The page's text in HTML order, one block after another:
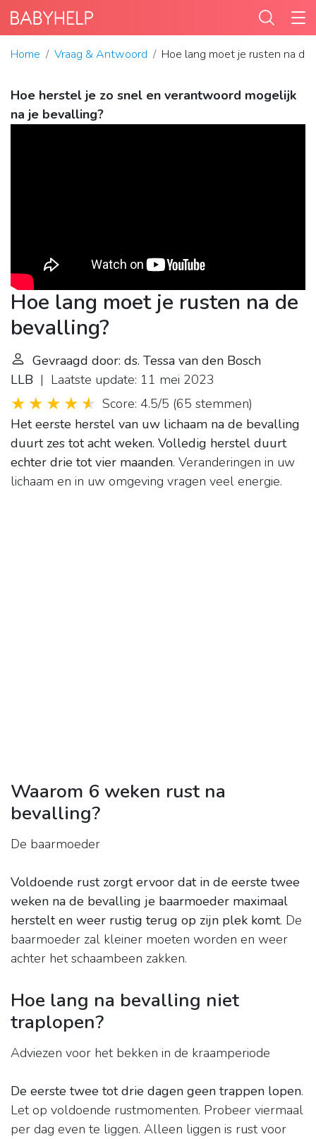
Home Vraag & Antwoord Hoe lang moet je rusten na de
Hoe herstel je zo snel en verantwoord mogelijk
na je bevalling?
Hoe lang moet je rusten na de
bevalling?
Gevraagd door: ds. Tessa van den Bosch
LLB | Laatste update: 11 mei 2023
Score: 4.5/5 (65 stemmen)
Het eerste herstel van uw lichaam na de bevalling
duurt zes tot acht weken. Volledig herstel duurt
echter drie tot vier maanden. Veranderingen in uw
lichaam en in uw omgeving vragen veel energie.
Waarom 6 weken rust na
bevalling?
De baarmoeder
Voldoende rust zorgt ervoor dat in de eerste twee
weken na de bevalling je baarmoeder maximaal
herstelt en weer rustig terug op zijn plek komt. De
baarmoeder zal kleiner moeten worden en weer
achter het schaambeen zakken.
Hoe lang na bevalling niet
traplopen?
Adviezen voor het bekken in de kraamperiode
De eerste twee tot drie dagen geen trappen lopen.
Let op voldoende rustmomenten. Probeer viermaal
per dag even te liggen. Alleen liggen is rust voor